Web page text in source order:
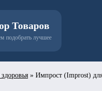
Товаров
подобрать лучшее
» Импрост (Improst)